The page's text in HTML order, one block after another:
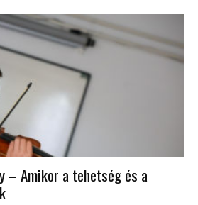
– Amikor a tehetség és a